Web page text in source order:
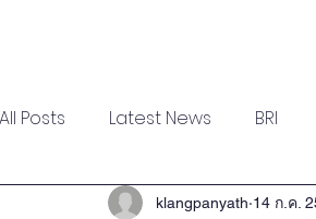
All Posts Latest News BRI
Strategic Forum Think
klangpanyath 14 ก.ค.